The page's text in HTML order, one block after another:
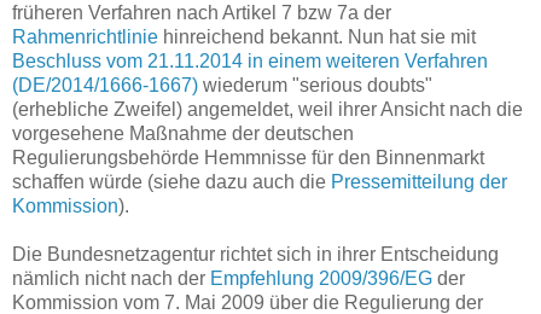
früheren Verfahren nach Artikel 7 bzw 7a der
Rahmenrichtlinie hinreichend bekannt. Nun hat sie mit
Beschluss vom 21.11.2014 in einem weiteren Verfahren
(DE/2014/1666-1667) wiederum "serious doubts"
(erhebliche Zweifel) angemeldet, weil ihrer Ansicht nach die
vorgesehene Maßnahme der deutschen
Regulierungsbehörde Hemmnisse für den Binnenmarkt
schaffen würde (siehe dazu auch die Pressemitteilung der
Kommission).
Die Bundesnetzagentur richtet sich in ihrer Entscheidung
nämlich nicht nach der Empfehlung 2009/396/EG der
Kommission vom 7. Mai 2009 über die Regulierung der